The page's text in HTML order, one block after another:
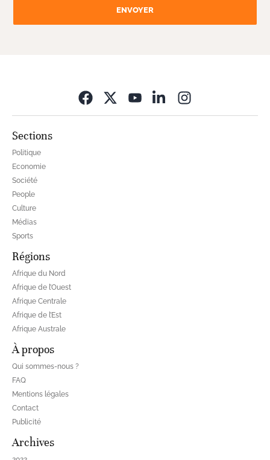
ENVOYER
Sections
Politique
Economie
Société
People
Culture
Médias
Sports
Régions
Afrique du Nord
Afrique de l’Ouest
Afrique Centrale
Afrique de l’Est
Afrique Australe
À propos
Qui sommes-nous ?
FAQ
Mentions légales
Contact
Publicité
Archives